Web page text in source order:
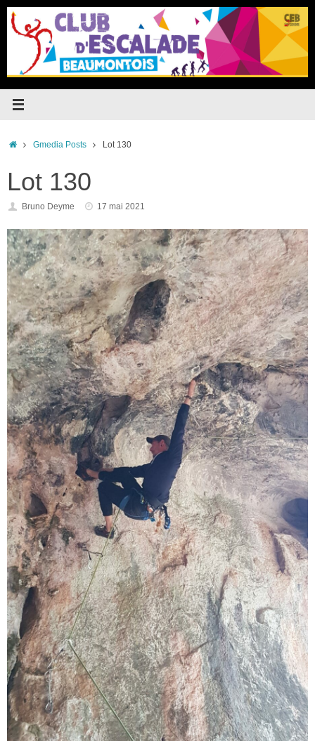
Passer
contenu
Accueil
Gmedia Posts Lot 130
Lot 130
Bruno Deyme 17 mai 2021